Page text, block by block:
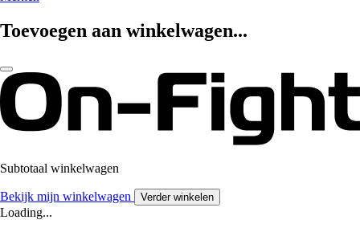
Toevoegen aan winkelwagen...
Subtotaal winkelwagen
Bekijk mijn winkelwagen Verder winkelen
Loading...